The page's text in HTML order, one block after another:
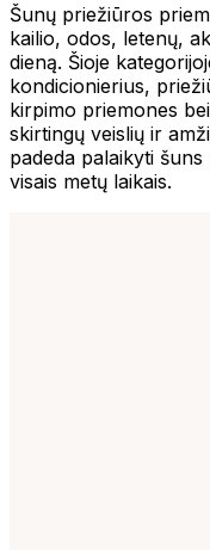
Šunų priežiūros
kailio, odos, letenų,
dieną. Šioje
kondicionierius,
kirpimo priemones
skirtingų veislių ir
padeda palaikyti
visais metų laikais.